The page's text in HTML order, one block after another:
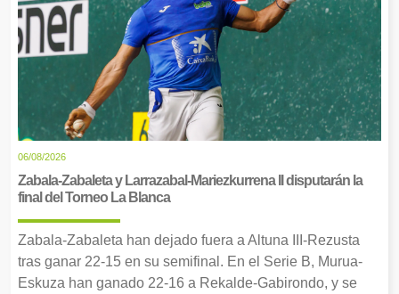
06/08/2026
Zabala-Zabaleta y Larrazabal-Mariezkurrena II disputarán la
final del Torneo La Blanca
Zabala-Zabaleta han dejado fuera a Altuna III-Rezusta
tras ganar 22-15 en su semifinal. En el Serie B, Murua-
Eskuza han ganado 22-16 a Rekalde-Gabirondo, y se